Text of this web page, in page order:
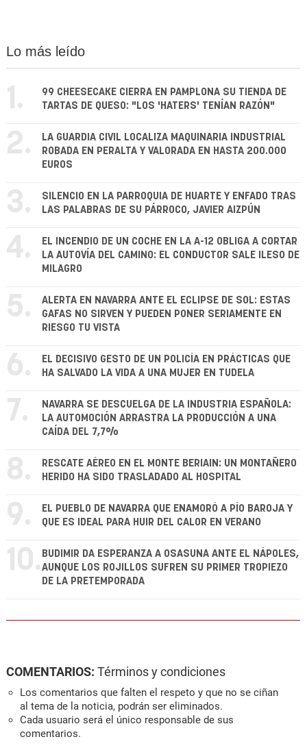
Lo más leído
1.
99 CHEESECAKE CIERRA EN PAMPLONA SU TIENDA DE
TARTAS DE QUESO: "LOS 'HATERS' TENÍAN RAZÓN"
2.
LA GUARDIA CIVIL LOCALIZA MAQUINARIA INDUSTRIAL
ROBADA EN PERALTA Y VALORADA EN HASTA 200.000
EUROS
3.
SILENCIO EN LA PARROQUIA DE HUARTE Y ENFADO TRAS
LAS PALABRAS DE SU PÁRROCO, JAVIER AIZPÚN
4.
EL INCENDIO DE UN COCHE EN LA A-12 OBLIGA A CORTAR
LA AUTOVÍA DEL CAMINO: EL CONDUCTOR SALE ILESO DE
MILAGRO
5.
ALERTA EN NAVARRA ANTE EL ECLIPSE DE SOL: ESTAS
GAFAS NO SIRVEN Y PUEDEN PONER SERIAMENTE EN
RIESGO TU VISTA
6.
EL DECISIVO GESTO DE UN POLICÍA EN PRÁCTICAS QUE
HA SALVADO LA VIDA A UNA MUJER EN TUDELA
7.
NAVARRA SE DESCUELGA DE LA INDUSTRIA ESPAÑOLA:
LA AUTOMOCIÓN ARRASTRA LA PRODUCCIÓN A UNA
CAÍDA DEL 7,7%
8.
RESCATE AÉREO EN EL MONTE BERIAIN: UN MONTAÑERO
HERIDO HA SIDO TRASLADADO AL HOSPITAL
9.
EL PUEBLO DE NAVARRA QUE ENAMORÓ A PÍO BAROJA Y
QUE ES IDEAL PARA HUIR DEL CALOR EN VERANO
10. BUDIMIR DA ESPERANZA A OSASUNA ANTE EL NÁPOLES,
AUNQUE LOS ROJILLOS SUFREN SU PRIMER TROPIEZO
DE LA PRETEMPORADA
COMENTARIOS: Términos y condiciones
Los comentarios que falten el respeto y que no se ciñan
al tema de la noticia, podrán ser eliminados.
Cada usuario será el único responsable de sus
comentarios.